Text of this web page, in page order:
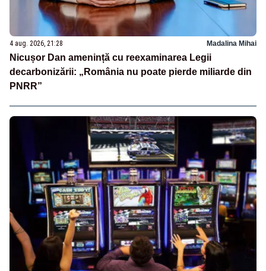
4 aug. 2026, 21:28 Madalina Mihai
Nicușor Dan amenință cu reexaminarea Legii
decarbonizării: „România nu poate pierde miliarde din
PNRR”